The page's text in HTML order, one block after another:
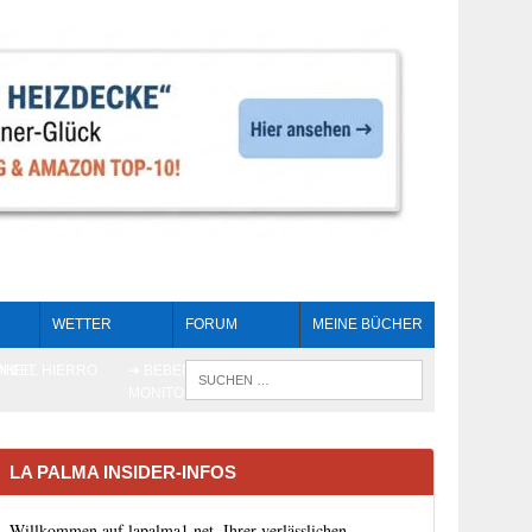
WETTER FORUM MEINE BÜCHER
LA PALMA INSIDER-INFOS